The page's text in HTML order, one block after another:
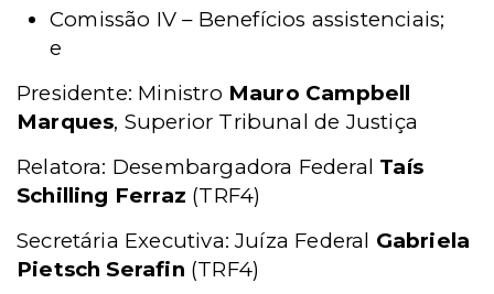
Comissão IV – Benefícios assistenciais;
e
Presidente: Ministro Mauro Campbell
Marques, Superior Tribunal de Justiça
Relatora: Desembargadora Federal Taís
Schilling Ferraz (TRF4)
Secretária Executiva: Juíza Federal Gabriela
Pietsch Serafin (TRF4)